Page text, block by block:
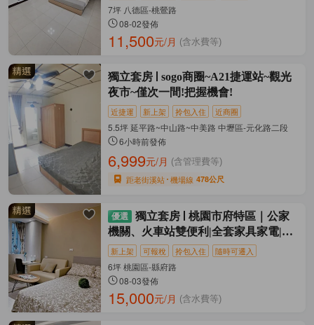
7坪 八德區-桃鶯路
08-02發佈
11,500元/月 (含水費等)
獨立套房
sogo商圈~A21捷運站~觀光
夜市~僅次一間!把握機會!
近捷運 新上架 拎包入住 近商圈
5.5坪 延平路~中山路~中美路 中壢區-元化路二段
6小時前發佈
6,999元/月 (含管理費等)
距老街溪站 機場線 478公尺
獨立套房
桃園市府特區｜公家
機關、火車站雙便利|全套家具家電|可
養貓
新上架 可報稅 拎包入住 隨時可遷入
6坪 桃園區-縣府路
08-03發佈
15,000元/月 (含水費等)